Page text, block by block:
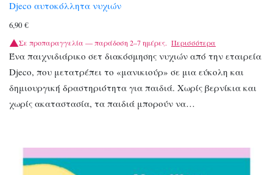
Djeco αυτοκόλλητα νυχιών
6,90 €
Σε προπαραγγελία — παράδοση 2–7 ημέρες. Περισσότερα
Ένα παιχνιδιάρικο σετ διακόσμησης νυχιών από την εταιρεία
Djeco, που μετατρέπει το «μανικιούρ» σε μια εύκολη και
δημιουργική δραστηριότητα για παιδιά. Χωρίς βερνίκια και
χωρίς ακαταστασία, τα παιδιά μπορούν να…